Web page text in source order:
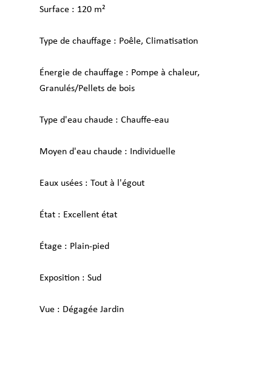
Surface 120 m²
Type de chauffage Poêle, Climatisation
Énergie de chauffage
Pompe à chaleur,
Granulés/Pellets de bois
Type d'eau chaude Chauffe-eau
Moyen d'eau chaude Individuelle
Eaux usées Tout à l'égout
État Excellent état
Étage Plain-pied
Exposition Sud
Vue Dégagée Jardin